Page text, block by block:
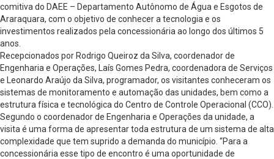
comitiva do DAEE – Departamento Autônomo de Água e Esgotos de
Araraquara, com o objetivo de conhecer a tecnologia e os
investimentos realizados pela concessionária ao longo dos últimos 5
anos.
Recepcionados por Rodrigo Queiroz da Silva, coordenador de
Engenharia e Operações, Laís Gomes Pedra, coordenadora de Serviços
e Leonardo Araújo da Silva, programador, os visitantes conheceram os
sistemas de monitoramento e automação das unidades, bem como a
estrutura física e tecnológica do Centro de Controle Operacional (CCO).
Segundo o coordenador de Engenharia e Operações da unidade, a
visita é uma forma de apresentar toda estrutura de um sistema de alta
complexidade que tem suprido a demanda do município. “Para a
concessionária esse tipo de encontro é uma oportunidade de